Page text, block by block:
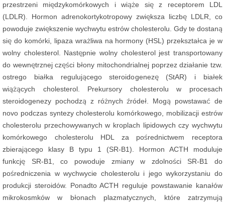
przestrzeni międzykomórkowych i wiąże się z receptorem LDL
(LDLR). Hormon adrenokortykotropowy zwiększa liczbę LDLR, co
powoduje zwiększenie wychwytu estrów cholesterolu. Gdy te dostaną
się do komórki, lipaza wrażliwa na hormony (HSL) przekształca je w
wolny cholesterol. Następnie wolny cholesterol jest transportowany
do wewnętrznej części błony mitochondrialnej poprzez działanie tzw.
ostrego białka regulującego steroidogenezę (StAR) i białek
wiążących cholesterol. Prekursory cholesterolu w procesach
steroidogenezy pochodzą z różnych źródeł. Mogą powstawać de
novo podczas syntezy cholesterolu komórkowego, mobilizacji estrów
cholesterolu przechowywanych w kroplach lipidowych czy wychwytu
komórkowego cholesterolu HDL za pośrednictwem receptora
zbierającego klasy B typu 1 (SR-B1). Hormon ACTH moduluje
funkcję SR-B1, co powoduje zmiany w zdolności SR-B1 do
pośredniczenia w wychwycie cholesterolu i jego wykorzystaniu do
produkcji steroidów. Ponadto ACTH reguluje powstawanie kanałów
mikrokosmków w błonach plazmatycznych, które zatrzymują